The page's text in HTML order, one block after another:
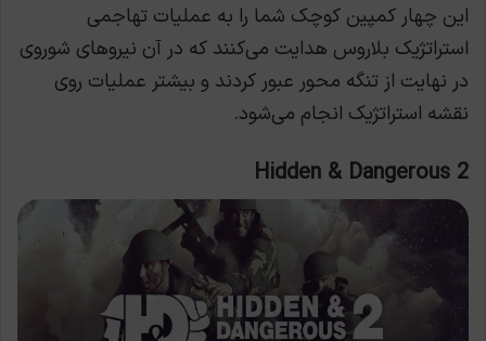
این چهار کمپین کوچک شما را به عملیات تهاجمی
استراتژیک بلاروس هدایت می‌کنند که در آن نیروهای شوروی
در نهایت از تنگه محور عبور کردند و بیشتر عملیات روی
نقشه استراتژیک انجام می‌شود.
Hidden & Dangerous 2